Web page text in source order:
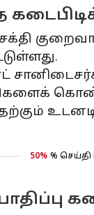
50% % செய்தி